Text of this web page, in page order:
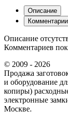
Описание
Комментарии
Описание
Комментариев
© 2009 - 2026
Продажа
и оборудование
копиры)
электронные
Москве.